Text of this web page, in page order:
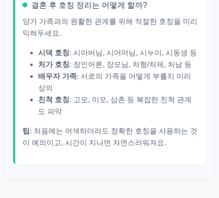
결혼 후 호칭 정리는 어떻게 할까?
양가 가족과의 원활한 관계를 위해 적절한 호칭을 미리
익혀두세요.
시댁 호칭: 시아버님, 시어머님, 시누이, 시동생 등
처가 호칭: 장인어른, 장모님, 처형/처제, 처남 등
배우자 가족: 서로의 가족을 어떻게 부를지 미리
상의
친척 호칭: 고모, 이모, 삼촌 등 복잡한 친척 관계
도 파악
팁 : 처음에는 어색하더라도 정확한 호칭을 사용하는 것
이 예의이고, 시간이 지나면 자연스러워져요.